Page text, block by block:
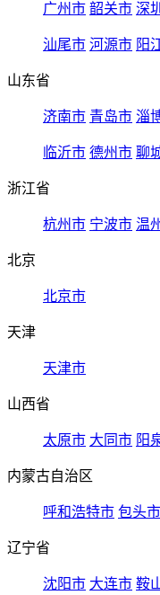
广州市 韶关市 深
汕尾市 河源市 阳
山东省
济南市 青岛市 淄
临沂市 德州市 聊
浙江省
杭州市 宁波市 温
北京
北京市
天津
天津市
山西省
太原市 大同市 阳
内蒙古自治区
呼和浩特市 包头市
辽宁省
沈阳市 大连市 鞍